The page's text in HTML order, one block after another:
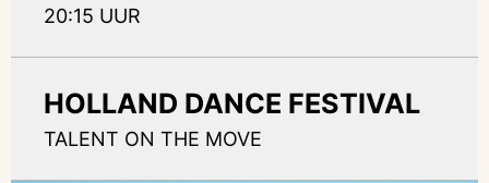
20:15 UUR
HOLLAND DANCE FESTIVAL
TALENT ON THE MOVE